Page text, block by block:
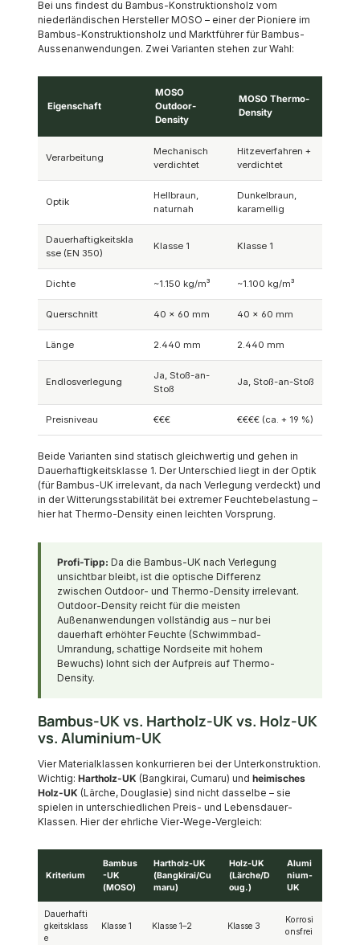
Bei uns findest du Bambus-Konstruktionsholz vom
niederländischen Hersteller MOSO – einer der Pioniere im
Bambus-Konstruktionsholz und Marktführer für Bambus-
Aussenanwendungen. Zwei Varianten stehen zur Wahl:
Eigenschaft
MOSO
Outdoor-
Density
MOSO Thermo-
Density
Verarbeitung
Mechanisch
verdichtet
Hitzeverfahren +
verdichtet
Optik
Hellbraun,
naturnah
Dunkelbraun,
karamellig
Dauerhaftigkeitskla
sse (EN 350)
Klasse 1 Klasse 1
Dichte ~1.150 kg/m³ ~1.100 kg/m³
Querschnitt 40 × 60 mm 40 × 60 mm
Länge 2.440 mm 2.440 mm
Endlosverlegung
Ja, Stoß-an-
Stoß
Ja, Stoß-an-Stoß
Preisniveau €€€ €€€€ (ca. + 19 %)
Beide Varianten sind statisch gleichwertig und gehen in
Dauerhaftigkeitsklasse 1. Der Unterschied liegt in der Optik
(für Bambus-UK irrelevant, da nach Verlegung verdeckt) und
in der Witterungsstabilität bei extremer Feuchtebelastung –
hier hat Thermo-Density einen leichten Vorsprung.
Profi-Tipp: Da die Bambus-UK nach Verlegung
unsichtbar bleibt, ist die optische Differenz
zwischen Outdoor- und Thermo-Density irrelevant.
Outdoor-Density reicht für die meisten
Außenanwendungen vollständig aus – nur bei
dauerhaft erhöhter Feuchte (Schwimmbad-
Umrandung, schattige Nordseite mit hohem
Bewuchs) lohnt sich der Aufpreis auf Thermo-
Density.
Bambus-UK vs. Hartholz-UK vs. Holz-UK
vs. Aluminium-UK
Vier Materialklassen konkurrieren bei der Unterkonstruktion.
Wichtig: Hartholz-UK (Bangkirai, Cumaru) und heimisches
Holz-UK (Lärche, Douglasie) sind nicht dasselbe – sie
spielen in unterschiedlichen Preis- und Lebensdauer-
Klassen. Hier der ehrliche Vier-Wege-Vergleich:
Kriterium
Bambus
-UK
(MOSO)
Hartholz-UK
(Bangkirai/Cu
maru)
Holz-UK
(Lärche/D
oug.)
Alumi
nium-
UK
Dauerhafti
gkeitsklass
e
Klasse 1 Klasse 1–2 Klasse 3
Korrosi
onsfrei